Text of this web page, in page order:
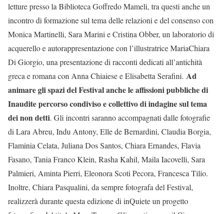
letture presso la Biblioteca Goffredo Mameli, tra questi anche un
incontro di formazione sul tema delle relazioni e del consenso con
Monica Martinelli, Sara Marini e Cristina Obber, un laboratorio di
acquerello e autorappresentazione con l’illustratrice MariaChiara
Di Giorgio, una presentazione di racconti dedicati all’antichità
greca e romana con Anna Chiaiese e Elisabetta Serafini. Ad
animare gli spazi del Festival anche le affissioni pubbliche di
Inaudite percorso condiviso e collettivo di indagine sul tema
dei non detti. Gli incontri saranno accompagnati dalle fotografie
di Lara Abreu, Indu Antony, Elle de Bernardini, Claudia Borgia,
Flaminia Celata, Juliana Dos Santos, Chiara Ernandes, Flavia
Fasano, Tania Franco Klein, Rasha Kahil, Maila Iacovelli, Sara
Palmieri, Aminta Pierri, Eleonora Scoti Pecora, Francesca Tilio.
Inoltre, Chiara Pasqualini, da sempre fotografa del Festival,
realizzerà durante questa edizione di inQuiete un progetto